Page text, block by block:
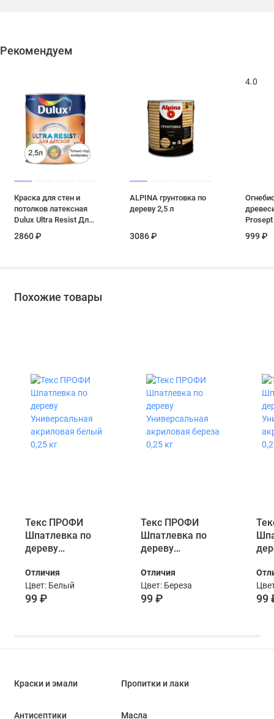
Рекомендуем
Краска для стен и
потолков латексная
Dulux Ultra Resist Для
BC 2,25 л
2860 ₽
ALPINA грунтовка по
дереву 2,5 л
3086 ₽
4.0
999 ₽
Похожие товары
Текс ПРОФИ
Шпатлевка по
дереву
акриловая белый
0,25 кг
Отличия
Цвет: Белый
99 ₽
Текс ПРОФИ
Шпатлевка по
дереву
акриловая береза
0,25 кг
Отличия
Цвет: Береза
99 ₽ 99
Краски и эмали Пропитки и лаки
Антисептики Масла